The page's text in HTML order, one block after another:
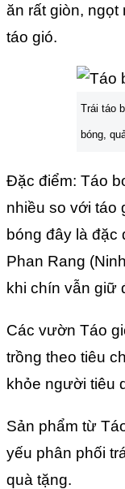
ăn rất giòn,
táo gió.
Trái táo
bóng,
Đặc điểm: Táo
nhiều so với táo
bóng đây là đặc
Phan Rang
khi chín vẫn giữ
Các vườn Táo
trồng theo tiêu
khỏe người tiêu
Sản phẩm từ
yếu phân phối
quà tặng.